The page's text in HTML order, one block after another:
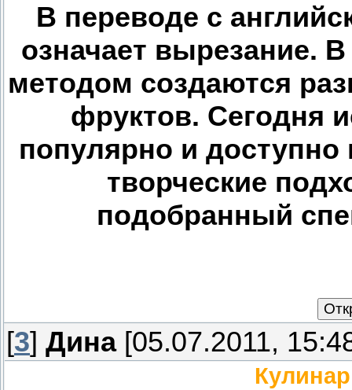
В переводе с
означает вырезание.
методом создаются
фруктов. Сегодня
популярно и
творческие
подобранный
[3] Дина[05.07.2011,